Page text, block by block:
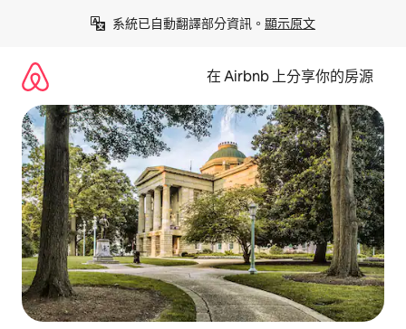
系統已自動翻譯部分資訊。 顯示原文
在 Airbnb 上分享你的房源